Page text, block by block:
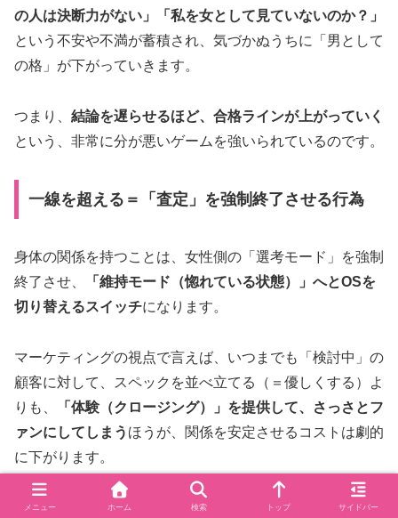
の人は決断力がない」「私を女として見ていないのか？」
という不安や不満が蓄積され、気づかぬうちに「男として
の格」が下がっていきます。
つまり、 結論を遅らせるほど、合格ラインが上がっていく
という、非常に分が悪いゲームを強いられているのです。
一線を超える＝「査定」を強制終了させる行為
身体の関係を持つことは、女性側の「選考モード」を強制
終了させ、
「維持モード（惚れている状態）」へとOSを
切り替えるスイッチになります。
マーケティングの視点で言えば、いつまでも「検討中」の
顧客に対して、スペックを並べ立てる（＝優しくする）よ
りも、
「体験（クロージング）」を提供して、さっさとフ
ァンにしてしまう ほうが、関係を安定させるコストは劇的
に下がります。
一線を超えた後、女性は「この人を好きでいよう」という
メニュー ホーム 検索 トップ サイドバー